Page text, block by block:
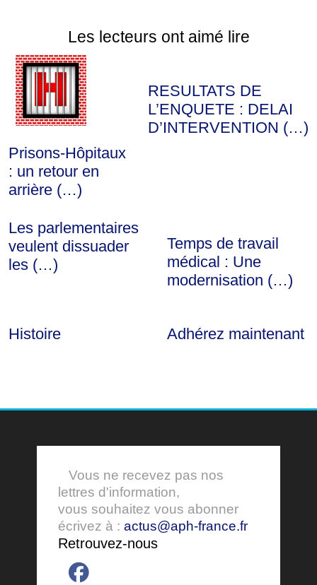
Les lecteurs ont aimé lire
Prisons-Hôpitaux
: un retour en
arrière (…)
RESULTATS DE
L’ENQUETE : DELAI
D’INTERVENTION (…)
Les parlementaires
veulent dissuader
les (…)
Temps de travail
médical : Une
modernisation (…)
Histoire Adhérez maintenant
Vous ne recevez pas nos
lettres d'information,
vous souhaitez vous abonner
écrivez à : actus@aph-france.fr
Retrouvez-nous